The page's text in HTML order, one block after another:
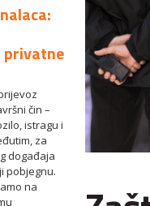
privatne
čin –
istragu i
za
događaja
pobjegnu.
na